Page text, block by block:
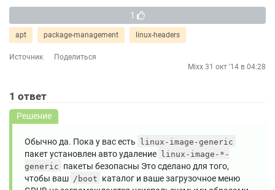
1
apt package-management linux-headers
Источник
Поделиться
Mixx 31 окт '14 в 04:28
1 ответ
Решение
Обычно да. Пока у вас есть linux-image-generic
пакет установлен авто удаление
linux-image-*-
generic пакеты безопасны Это сделано для того,
чтобы ваш /boot каталог и ваше загрузочное меню